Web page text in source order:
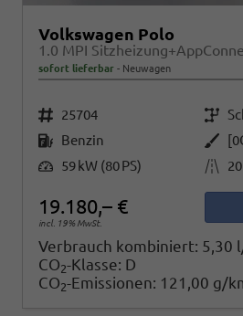
Volkswagen Polo
sofort lieferbar Neuwagen
Fahrzeugnr. 25704 Getriebe
Kraftstoff Benzin Außenfarbe
Leistung 59 kW (80 PS) Kilometerstand
19.180,– €
incl. 19% MwSt.
Verbrauch kombiniert: 5,30
CO2-Klasse: D
CO2-Emissionen: 121,00 g/